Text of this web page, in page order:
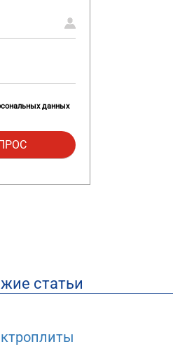
данных
статьи